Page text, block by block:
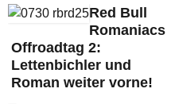
Red Bull
Romaniacs
Offroadtag 2:
Lettenbichler und
Roman weiter vorne!